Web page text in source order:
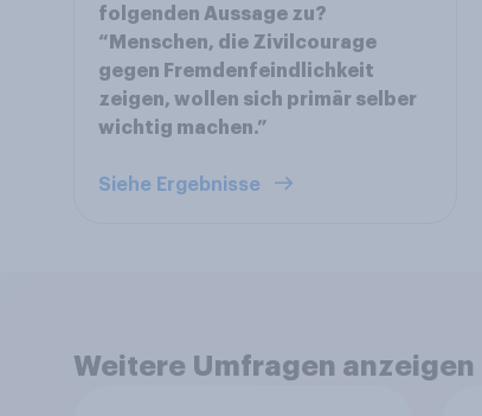
folgenden Aussage zu?
“Menschen, die Zivilcourage
gegen Fremdenfeindlichkeit
zeigen, wollen sich primär selber
wichtig machen.”
Siehe Ergebnisse
Weitere Umfragen anzeigen